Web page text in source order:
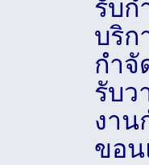
รับก
บริก
กําจั
รับว
งา
ขอน